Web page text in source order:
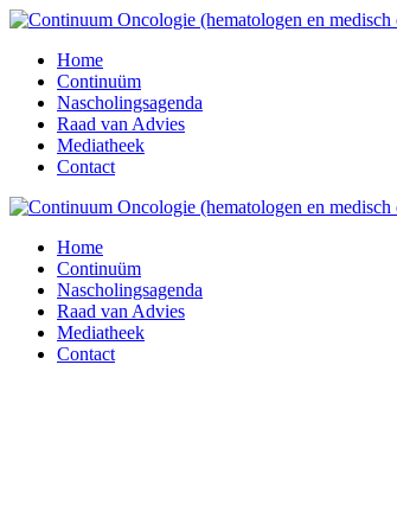
Home
Continuüm
Nascholingsagenda
Raad van Advies
Mediatheek
Contact
Home
Continuüm
Nascholingsagenda
Raad van Advies
Mediatheek
Contact